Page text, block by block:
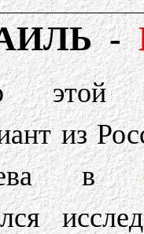
-
этой
из
в